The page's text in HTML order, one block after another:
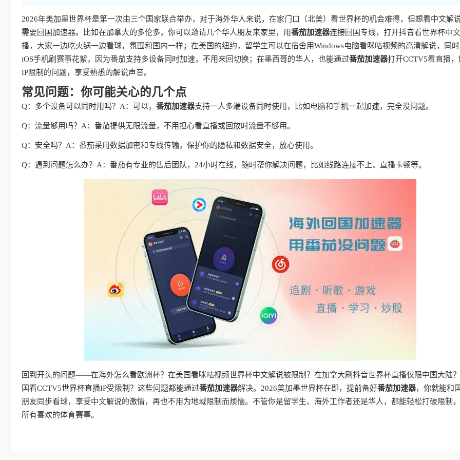
2026年美加墨世界杯是第一次由三个国家联合举办，对于海外华人来说，在家门口（北美）看世界杯的机会难得，但想看中文解
需要回国加速器。比如在加拿大的多伦多，你可以邀请几个华人朋友来家里，用番茄加速器连接回国专线，打开抖音看世界杯中
播，大家一边吃火锅一边看球，氛围和国内一样；在美国的纽约，留学生可以在宿舍用Windows电脑看咪咕视频的高清解说，同时
iOS手机刷赛事花絮，因为番茄支持多设备同时加速，不用来回切换；在墨西哥的华人，也能通过番茄加速器打开CCTV5看直播
IP限制的问题，享受熟悉的解说声音。
常见问题：你可能关心的几个点
Q：多个设备可以同时用吗？A：可以， 番茄加速器支持一人多端设备同时使用，比如电脑和手机一起加速，完全没问题。
Q：流量够用吗？A：番茄提供无限流量，不用担心看直播或回放时流量不够用。
Q：安全吗？A：番茄采用数据加密和专线传输，保护你的隐私和数据安全，放心使用。
Q：遇到问题怎么办？A：番茄有专业的售后团队，24小时在线，随时帮你解决问题，比如线路连接不上、直播卡顿等。
回到开头的问题——在海外怎么看欧洲杯？在美国看咪咕视频世界杯中文解说被限制？在加拿大刷抖音世界杯直播仅限中国大陆
国看CCTV5世界杯直播IP受限制？这些问题都能通过番茄加速器解决。2026美加墨世界杯在即，提前备好番茄加速器，你就能和
朋友同步看球，享受中文解说的激情，再也不用为地域限制而烦恼。不管你是留学生、海外工作者还是华人，都能轻松打破限制
所有喜欢的体育赛事。